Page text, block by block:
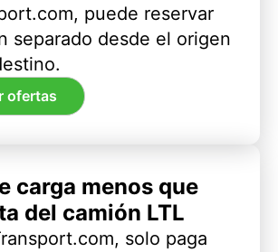
puede reservar
separado desde el origen
ofertas
carga menos que
del camión LTL
solo paga